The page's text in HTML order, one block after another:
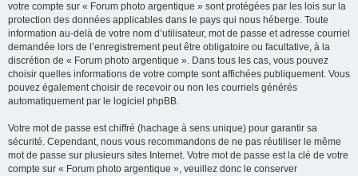
votre compte sur « Forum photo argentique » sont protégées par les lois sur la
protection des données applicables dans le pays qui nous héberge. Toute
information au-delà de votre nom d’utilisateur, mot de passe et adresse courriel
demandée lors de l’enregistrement peut être obligatoire ou facultative, à la
discrétion de « Forum photo argentique ». Dans tous les cas, vous pouvez
choisir quelles informations de votre compte sont affichées publiquement. Vous
pouvez également choisir de recevoir ou non les courriels générés
automatiquement par le logiciel phpBB.
Votre mot de passe est chiffré (hachage à sens unique) pour garantir sa
sécurité. Cependant, nous vous recommandons de ne pas réutiliser le même
mot de passe sur plusieurs sites Internet. Votre mot de passe est la clé de votre
compte sur « Forum photo argentique », veuillez donc le conserver